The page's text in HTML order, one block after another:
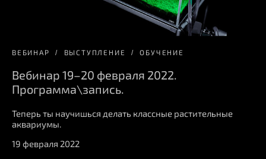
ВЕБИНАР ВЫСТУПЛЕНИЕ ОБУЧЕНИЕ
Вебинар 19–20 февраля 2022.
Программа\запись.
Теперь ты научишься делать классные растительные
аквариумы.
19 февраля 2022